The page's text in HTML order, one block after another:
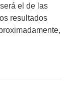
el de las
resultados